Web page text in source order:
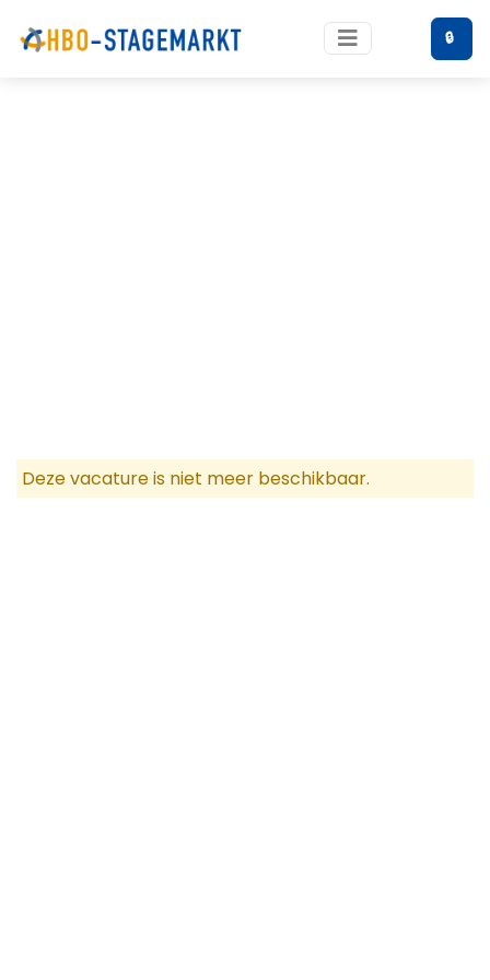
🔒
Deze vacature is niet meer beschikbaar.